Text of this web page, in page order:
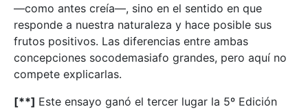
—como antes creía—, sino en el sentido en que
responde a nuestra naturaleza y hace posible sus
frutos positivos. Las diferencias entre ambas
concepciones socodemasiafo grandes, pero aquí no
compete explicarlas.
[**] Este ensayo ganó el tercer lugar la 5º Edición